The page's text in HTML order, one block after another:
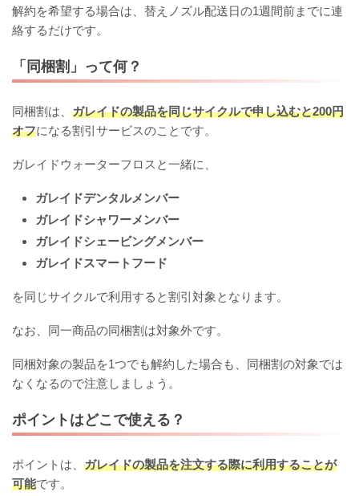
解約を希望する場合は、替えノズル配送日の1週間前までに連
絡するだけです。
「同梱割」って何？
同梱割は、 ガレイドの製品を同じサイクルで申し込むと200円
オフになる割引サービスのことです。
ガレイドウォーターフロスと一緒に、
ガレイドデンタルメンバー
ガレイドシャワーメンバー
ガレイドシェービングメンバー
ガレイドスマートフード
を同じサイクルで利用すると割引対象となります。
なお、同一商品の同梱割は対象外です。
同梱対象の製品を1つでも解約した場合も、同梱割の対象では
なくなるので注意しましょう。
ポイントはどこで使える？
ポイントは、 ガレイドの製品を注文する際に利用することが
可能です。